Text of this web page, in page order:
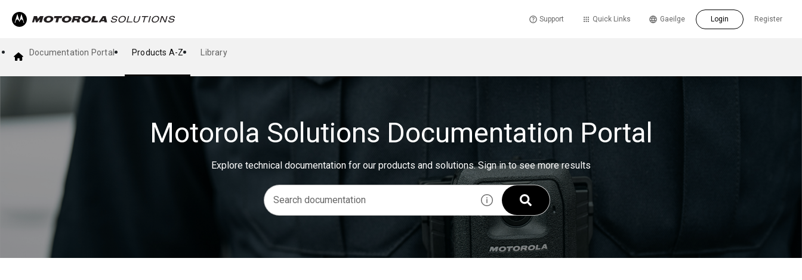
Support Quick Links Register
Gaeilge Login
Documentation Portal Products A-Z Library
Motorola Solutions Documentation Portal
Explore technical documentation for our products and solutions.Sign in to see more results